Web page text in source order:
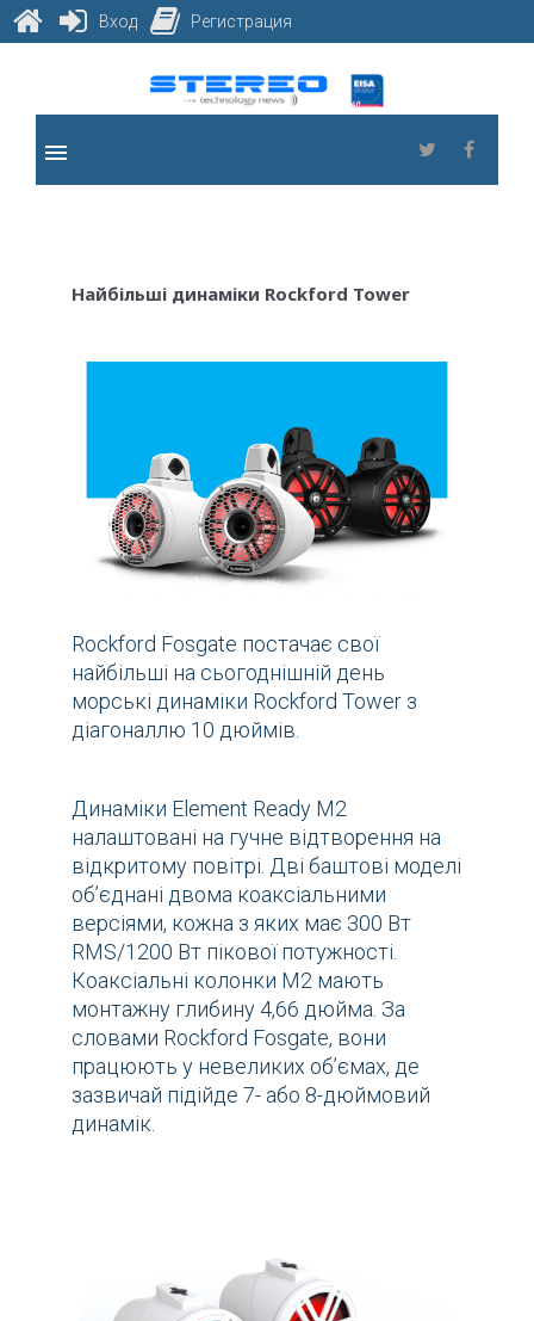
content
Twitter
menu
Найбільші динаміки Rockford Tower
Rockford Fosgate постачає свої
найбільші на сьогоднішній день
морські динаміки Rockford Tower з
діагоналлю 10 дюймів.
Динаміки Element Ready M2
налаштовані на гучне відтворення на
відкритому повітрі. Дві баштові моделі
об’єднані двома коаксіальними
версіями, кожна з яких має 300 Вт
RMS/1200 Вт пікової потужності.
Коаксіальні колонки M2 мають
монтажну глибину 4,66 дюйма. За
словами Rockford Fosgate, вони
працюють у невеликих обʼємах, де
зазвичай підійде 7- або 8-дюймовий
динамік.
Вход Регистрация